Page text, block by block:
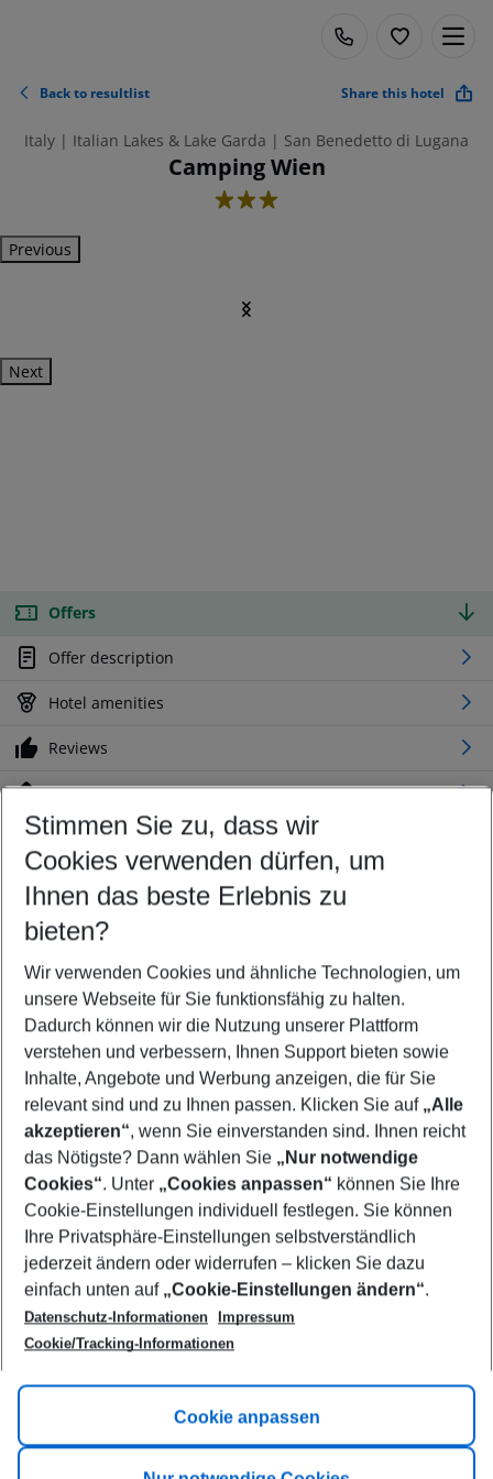
Back to resultlist Share this hotel
Italy | Italian Lakes & Lake Garda | San Benedetto di Lugana
Camping Wien
3
Previous
Next
Offers
Offer description
Hotel amenities
Reviews
Location
Customize your offer
Find the perfect deal which suits your best
Your departure airport
Any airport
Select your date range
10/08/26–08/08/27 5-8 nights
Who will travel
2 adults No children
Show more filter
Footer
Footer navigation
Title A
Link A
Stimmen Sie zu, dass wir
Cookies verwenden dürfen, um
Ihnen das beste Erlebnis zu
bieten?
Wir verwenden Cookies und ähnliche Technologien, um
unsere Webseite für Sie funktionsfähig zu halten.
Dadurch können wir die Nutzung unserer Plattform
verstehen und verbessern, Ihnen Support bieten sowie
Inhalte, Angebote und Werbung anzeigen, die für Sie
relevant sind und zu Ihnen passen. Klicken Sie auf „Alle
akzeptieren“, wenn Sie einverstanden sind. Ihnen reicht
das Nötigste? Dann wählen Sie „Nur notwendige
Cookies“. Unter „Cookies anpassen“ können Sie Ihre
Cookie-Einstellungen individuell festlegen. Sie können
Ihre Privatsphäre-Einstellungen selbstverständlich
jederzeit ändern oder widerrufen – klicken Sie dazu
einfach unten auf „Cookie-Einstellungen ändern“.
Datenschutz-Informationen
Impressum
Cookie/Tracking-Informationen
Cookie anpassen